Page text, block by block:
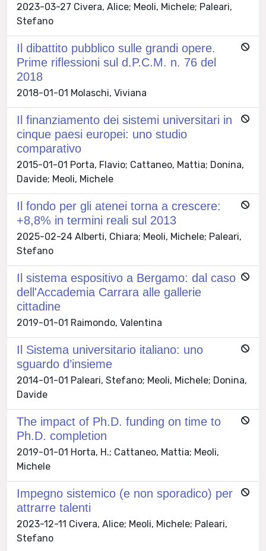
2023-03-27 Civera, Alice; Meoli, Michele; Paleari,
Stefano
Il dibattito pubblico sulle grandi opere.
Prime riflessioni sul d.P.C.M. n. 76 del
2018
2018-01-01 Molaschi, Viviana
Il finanziamento dei sistemi universitari in
cinque paesi europei: uno studio
comparativo
2015-01-01 Porta, Flavio; Cattaneo, Mattia; Donina,
Davide; Meoli, Michele
Il fondo per gli atenei torna a crescere:
+8,8% in termini reali sul 2013
2025-02-24 Alberti, Chiara; Meoli, Michele; Paleari,
Stefano
Il sistema espositivo a Bergamo: dal caso
dell'Accademia Carrara alle gallerie
cittadine
2019-01-01 Raimondo, Valentina
Il Sistema universitario italiano: uno
sguardo d’insieme
2014-01-01 Paleari, Stefano; Meoli, Michele; Donina,
Davide
The impact of Ph.D. funding on time to
Ph.D. completion
2019-01-01 Horta, H.; Cattaneo, Mattia; Meoli,
Michele
Impegno sistemico (e non sporadico) per
attrarre talenti
2023-12-11 Civera, Alice; Meoli, Michele; Paleari,
Stefano